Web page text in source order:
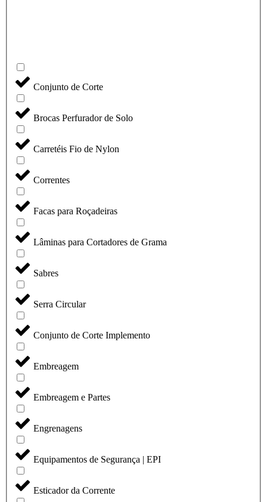
Conjunto de Corte
Brocas Perfurador de Solo
Carretéis Fio de Nylon
Correntes
Facas para Roçadeiras
Lâminas para Cortadores de Grama
Sabres
Serra Circular
Conjunto de Corte Implemento
Embreagem
Embreagem e Partes
Engrenagens
Equipamentos de Segurança | EPI
Esticador da Corrente